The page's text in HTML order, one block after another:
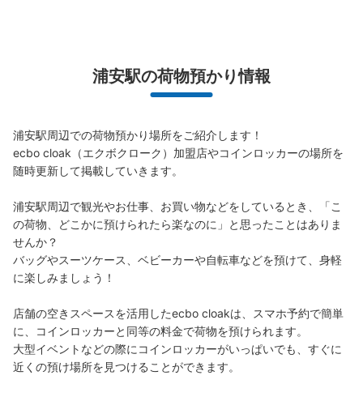
浦安駅の荷物預かり情報
浦安駅周辺での荷物預かり場所をご紹介します！
ecbo cloak（エクボクローク）加盟店やコインロッカーの場所を
随時更新して掲載していきます。
浦安駅周辺で観光やお仕事、お買い物などをしているとき、「こ
の荷物、どこかに預けられたら楽なのに」と思ったことはありま
せんか？
バッグやスーツケース、ベビーカーや自転車などを預けて、身軽
に楽しみましょう！
店舗の空きスペースを活用したecbo cloakは、スマホ予約で簡単
に、コインロッカーと同等の料金で荷物を預けられます。
大型イベントなどの際にコインロッカーがいっぱいでも、すぐに
近くの預け場所を見つけることができます。